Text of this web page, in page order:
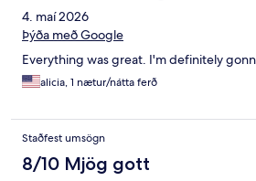
4. maí 2026
Þýða með Google
Everything was great. I'm definitely
alicia, 1 nætur/nátta ferð
Staðfest umsögn
8/10 Mjög gott